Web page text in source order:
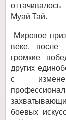
Муай Тай.
Мировое
веке, после
громкие
других
с
боевых